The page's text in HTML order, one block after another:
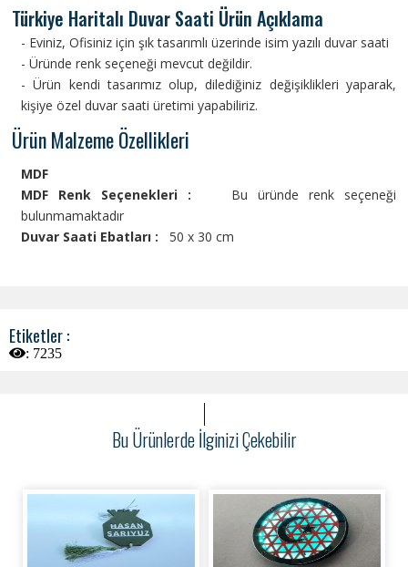
Türkiye Haritalı Duvar Saati Ürün Açıklama
- Eviniz, Ofisiniz için şık tasarımlı üzerinde isim yazılı duvar saati
- Üründe renk seçeneği mevcut değildir.
- Ürün kendi tasarımız olup, dilediğiniz değişiklikleri yaparak,
kişiye özel duvar saati üretimi yapabiliriz.
Ürün Malzeme Özellikleri
MDF
MDF Renk Seçenekleri : Bu üründe renk seçeneği
bulunmamaktadır
Duvar Saati Ebatları : 50 x 30 cm
Etiketler :
: 7235
Bu Ürünlerde İlginizi Çekebilir